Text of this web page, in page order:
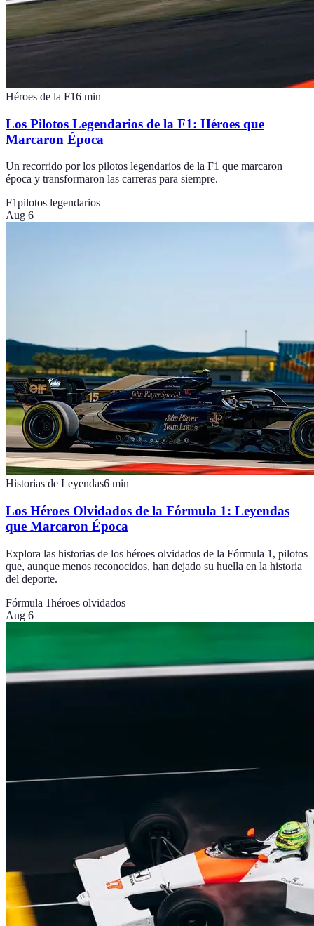
Héroes de la F16 min
Los Pilotos Legendarios de la F1: Héroes que
Marcaron Época
Un recorrido por los pilotos legendarios de la F1 que marcaron
época y transformaron las carreras para siempre.
F1pilotos legendarios
Aug 6
Historias de Leyendas6 min
Los Héroes Olvidados de la Fórmula 1: Leyendas
que Marcaron Época
Explora las historias de los héroes olvidados de la Fórmula 1, pilotos
que, aunque menos reconocidos, han dejado su huella en la historia
del deporte.
Fórmula 1héroes olvidados
Aug 6